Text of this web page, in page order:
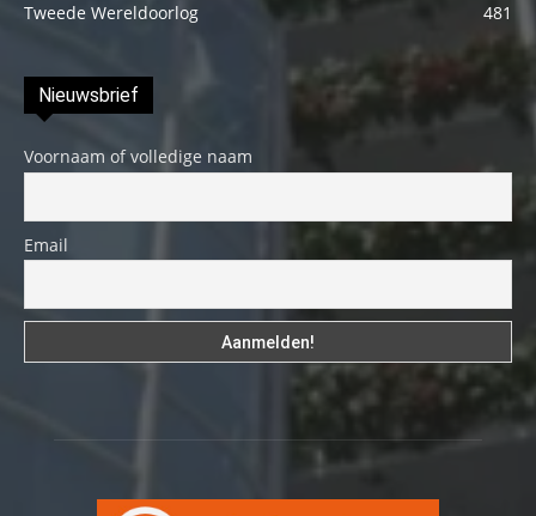
Tweede Wereldoorlog
481
Nieuwsbrief
Voornaam of volledige naam
Email